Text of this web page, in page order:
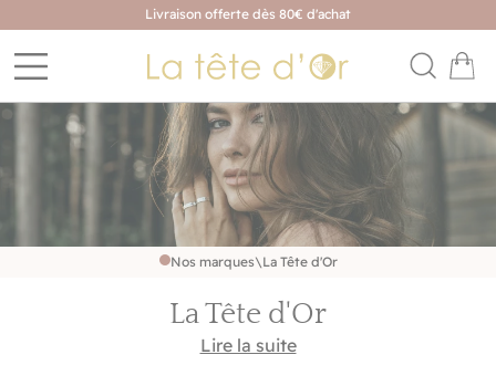
Livraison offerte dès 80€ d'achat
Nos marques\La Tête d'Or
La Tête d'Or
Découvrez une marque de bijoux pensée pour toute
Lire la suite